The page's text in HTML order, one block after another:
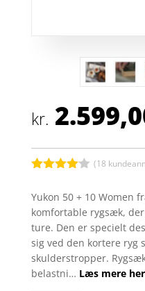
kr.
ud af 5
baseret
på
kundebed
ømmelse
r
(18
Yukon 50 + 10 Women
komfortable rygsæk,
ture. Den er specielt
sig ved den kortere ryg
skulderstropper.
belastni… Læs mere her